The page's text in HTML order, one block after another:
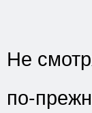
Не
по-